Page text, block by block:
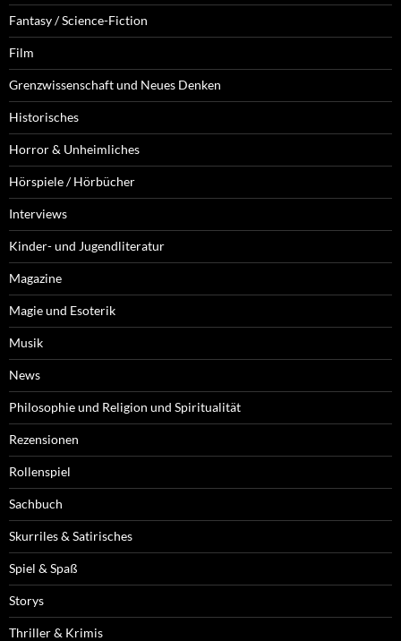
Fantasy / Science-Fiction
Film
Grenzwissenschaft und Neues Denken
Historisches
Horror & Unheimliches
Hörspiele / Hörbücher
Interviews
Kinder- und Jugendliteratur
Magazine
Magie und Esoterik
Musik
News
Philosophie und Religion und Spiritualität
Rezensionen
Rollenspiel
Sachbuch
Skurriles & Satirisches
Spiel & Spaß
Storys
Thriller & Krimis